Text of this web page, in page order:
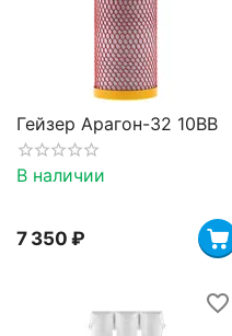
Гейзер Арагон-32 10BB
В наличии
7 350 ₽